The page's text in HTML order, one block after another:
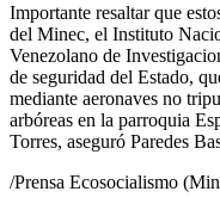
Importante resaltar que
del Minec, el Instituto
Venezolano de
de seguridad del Estado,
mediante aeronaves no
arbóreas en la parroquia
Torres, aseguró Paredes
/Prensa Ecosocialismo